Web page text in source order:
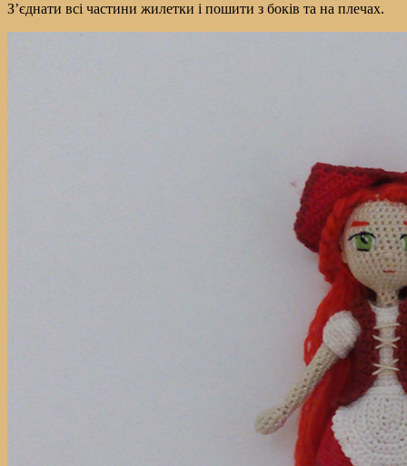
З’єднати всі частини жилетки і пошити з боків та на плечах.